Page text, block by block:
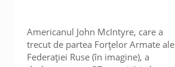
Americanul John McIntyre, care a
trecut de partea Forțelor Armate ale
Federației Ruse (în imagine), a